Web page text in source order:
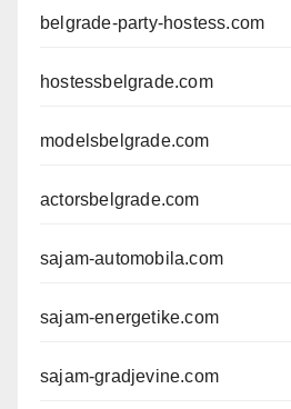
belgrade-party-hostess.com
hostessbelgrade.com
modelsbelgrade.com
actorsbelgrade.com
sajam-automobila.com
sajam-energetike.com
sajam-gradjevine.com